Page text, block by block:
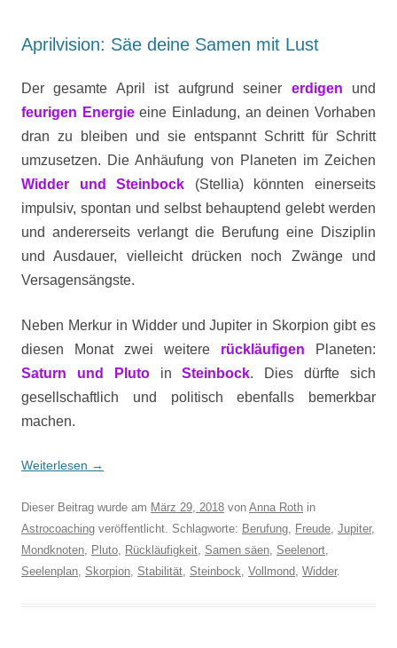
Aprilvision: Säe deine Samen mit Lust
Der gesamte April ist aufgrund seiner erdigen und
feurigen Energieeine Einladung, an deinen Vorhaben
dran zu bleiben und sie entspannt Schritt für Schritt
umzusetzen. Die Anhäufung von Planeten im Zeichen
Widder und Steinbock (Stellia) könnten einerseits
impulsiv, spontan und selbst behauptend gelebt werden
und andererseits verlangt die Berufung eine Disziplin
und Ausdauer, vielleicht drücken noch Zwänge und
Versagensängste.
Neben Merkur in Widder und Jupiter in Skorpion gibt es
diesen Monat zwei weitere rückläufigen Planeten:
Saturn und PlutoinSteinbock. Dies dürfte sich
gesellschaftlich und politisch ebenfalls bemerkbar
machen.
Weiterlesen →
Dieser Beitrag wurde am März 29, 2018 von Anna Roth in
Astrocoaching veröffentlicht. Schlagworte: Berufung, Freude, Jupiter,
Mondknoten, Pluto, Rückläufigkeit, Samen säen, Seelenort,
Seelenplan, Skorpion, Stabilität, Steinbock, Vollmond, Widder.